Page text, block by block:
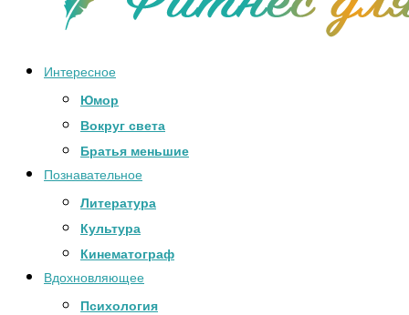
Интересное
Юмор
Вокруг света
Братья меньшие
Познавательное
Литература
Культура
Кинематограф
Вдохновляющее
Психология